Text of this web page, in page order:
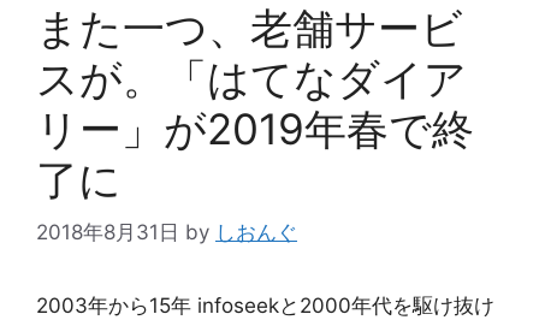
また一つ、老舗サービ
スが。「はてなダイア
リー」が2019年春で終
了に
2018年8月31日 by しおんぐ
2003年から15年 infoseekと2000年代を駆け抜け